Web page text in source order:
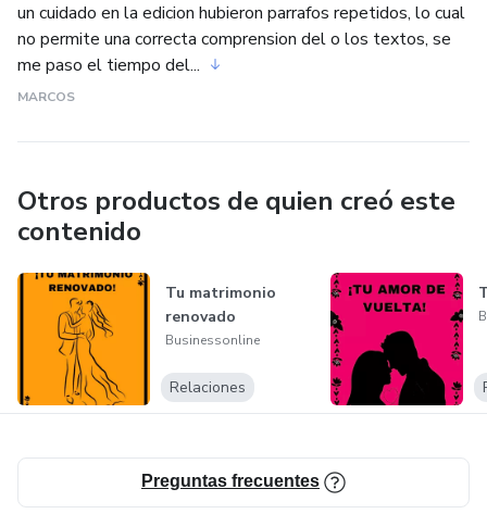
un cuidado en la edicion hubieron parrafos repetidos, lo cual
no permite una correcta comprension del o los textos, se
me paso el tiempo del...
MARCOS
Otros productos de quien creó este
contenido
Tu matrimonio
renovado
Businessonline
Relaciones
Preguntas frecuentes